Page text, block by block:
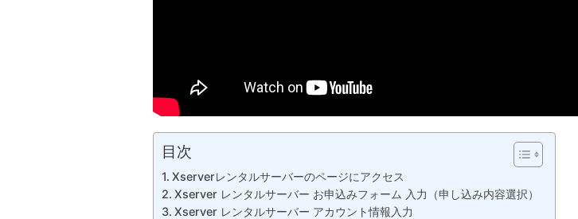
目次
Xserverレンタルサーバーのページにアクセス
Xserver レンタルサーバー お申込みフォーム 入力（申し込み内容選択）
Xserver レンタルサーバー アカウント情報入力